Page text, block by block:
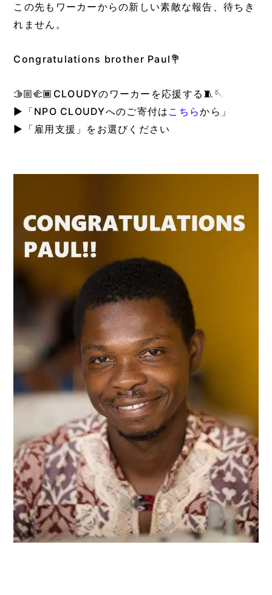
この先もワーカーからの新しい素敵な報告、待ちき
れません。
Congratulations brother Paul💐
🫱🏼‍🫲🏾CLOUDYのワーカーを応援する🧵🪡
▶︎「NPO CLOUDYへのご寄付は こちらから」
▶︎「雇用支援」をお選びください